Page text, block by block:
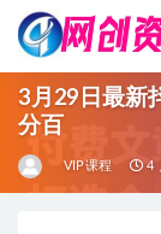
3月29日最新
分百
VIP课程 4